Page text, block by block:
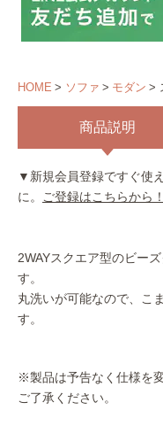
HOME ソファ モダン
商品説明
▼新規会員登録ですぐ使
に。
ご登録はこちらから！
2WAYスクエア型のビー
す。
丸洗いが可能なので、こ
す。
※製品は予告なく仕様を
ご了承ください。